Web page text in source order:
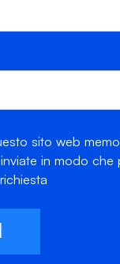
sito web
in modo che